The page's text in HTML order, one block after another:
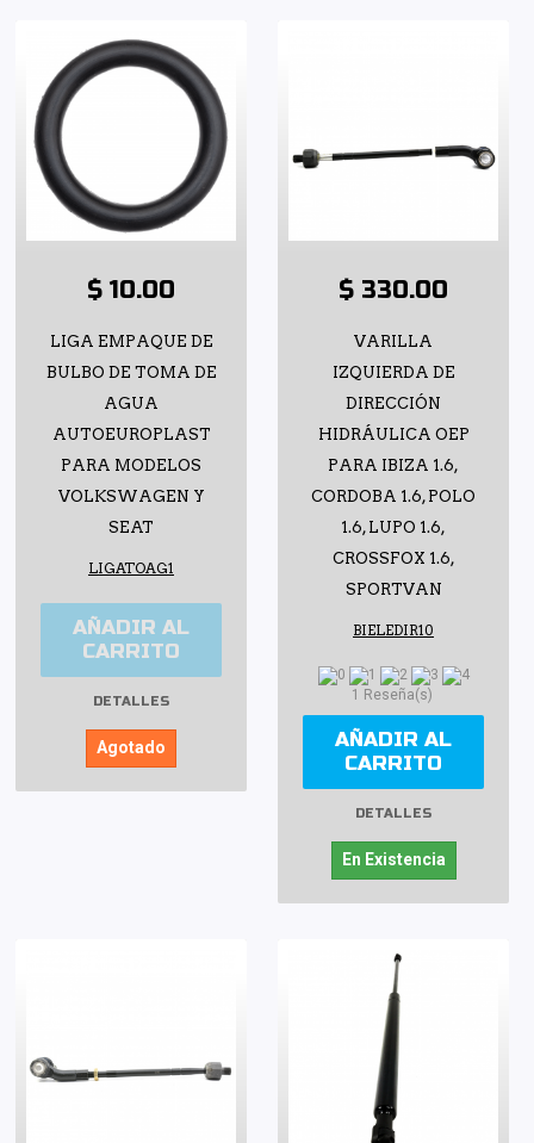
$ 10.00
LIGA EMPAQUE DE
BULBO DE TOMA DE
AGUA
AUTOEUROPLAST
PARA MODELOS
VOLKSWAGEN Y
SEAT
LIGATOAG1
AÑADIR AL
CARRITO
DETALLES
Agotado
$ 330.00
VARILLA
IZQUIERDA DE
DIRECCIÓN
HIDRÁULICA OEP
PARA IBIZA 1.6,
CORDOBA 1.6, POLO
1.6, LUPO 1.6,
CROSSFOX 1.6,
SPORTVAN
BIELEDIR10
1 Reseña(s)
AÑADIR AL
CARRITO
DETALLES
En Existencia